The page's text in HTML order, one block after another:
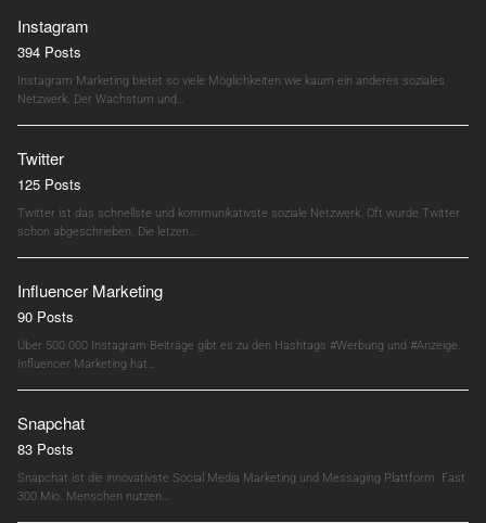
Instagram
394 Posts
Instagram Marketing bietet so viele Möglichkeiten wie kaum ein anderes soziales
Netzwerk. Der Wachstum und…
Twitter
125 Posts
Twitter ist das schnellste und kommunikativste soziale Netzwerk. Oft wurde Twitter
schon abgeschrieben. Die letzen…
Influencer Marketing
90 Posts
Über 500.000 Instagram Beiträge gibt es zu den Hashtags #Werbung und #Anzeige.
Influencer Marketing hat…
Snapchat
83 Posts
Snapchat ist die innovativste Social Media Marketing und Messaging Plattform. Fast
300 Mio. Menschen nutzen…